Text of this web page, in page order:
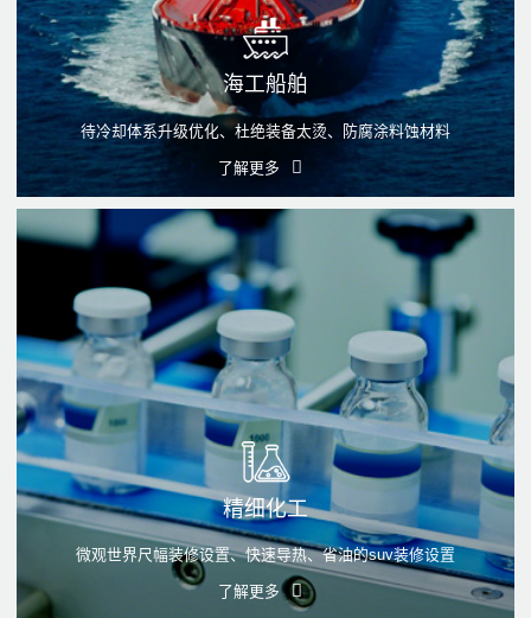
海工船舶
待冷却体系升级优化、杜绝装备太烫、防腐涂料蚀材料
了解更多
精细化工
微观世界尺幅装修设置、快速导热、省油的suv装修设置
了解更多